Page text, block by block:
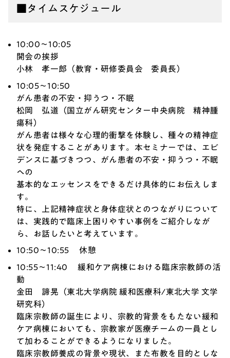
■タイムスケジュール
10:00～10:05
開会の挨拶
小林 孝一郎（教育・研修委員会 委員長）
10:05～10:50
がん患者の不安・抑うつ・不眠
松岡 弘道（国立がん研究センター中央病院 精神腫
瘍科）
がん患者は様々な心理的衝撃を体験し、種々の精神症
状を発症することがあります。本セミナーでは、エビ
デンスに基づきつつ、がん患者の不安・抑うつ・不眠
への
基本的なエッセンスをできるだけ具体的にお伝えしま
す。
特に、上記精神症状と身体症状とのつながりについて
は、実践的で臨床上困りやすい事例をご紹介しなが
ら、お話したいと考えています。
10:50～10:55 休憩
10:55～11:40 緩和ケア病棟における臨床宗教師の活
動
金田 諦晃（東北大学病院 緩和医療科/東北大学 文学
研究科）
臨床宗教師の誕生により、宗教的背景をもたない緩和
ケア病棟においても、宗教家が医療チームの一員とし
て加わることができるようになりました。
臨床宗教師養成の背景や現状、また布教を目的としな